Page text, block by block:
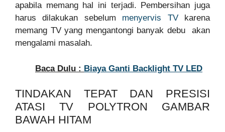
apabila memang hal ini terjadi. Pembersihan juga
harus dilakukan sebelum menyervis TVkarena
memang TV yang mengantongi banyak debu akan
mengalami masalah.
Baca Dulu : Biaya Ganti Backlight TV LED
TINDAKAN TEPAT DAN PRESISI
ATASI TV POLYTRON GAMBAR
BAWAH HITAM